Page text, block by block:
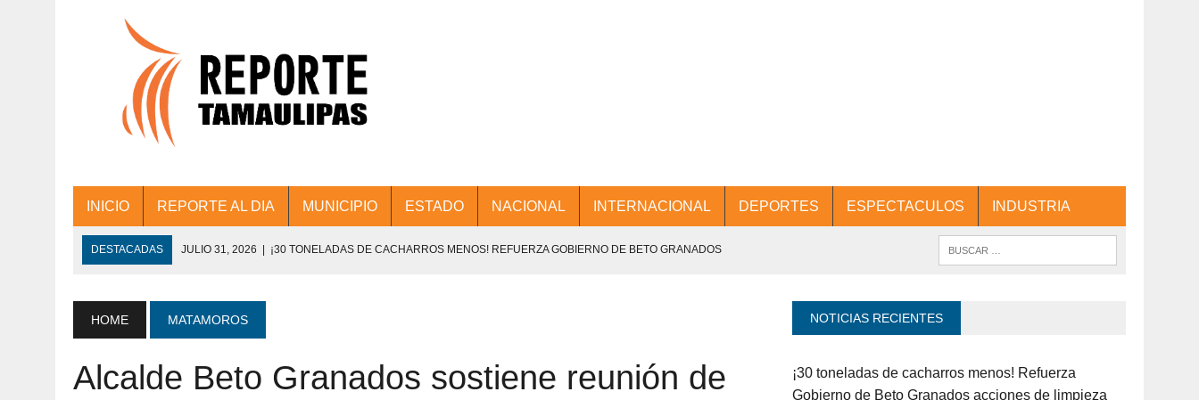
INICIO REPORTE AL DIA MUNICIPIO ESTADO NACIONAL INTERNACIONAL DEPORTES ESPECTACULOS INDUSTRIA
DESTACADAS JULIO 31, 2026 | ¡30 TONELADAS DE CACHARROS MENOS! REFUERZA GOBIERNO DE BETO GRANADOS
JULIO 30, 2026 | 💧🚰 ¡AGUA PARA LA COMUNIDAD!
JULIO 30, 2026 ¡TRABAJO EN EQUIPO Y RESULTADOS! ENCABEZA BETO GRANADOS MESA DE TRABAJO CON PRESIDENTES
HOME MATAMOROS
Alcalde Beto Granados sostiene reunión de
NOTICIAS RECIENTES
¡30 toneladas de cacharros menos! Refuerza
Gobierno de Beto Granados acciones de limpieza